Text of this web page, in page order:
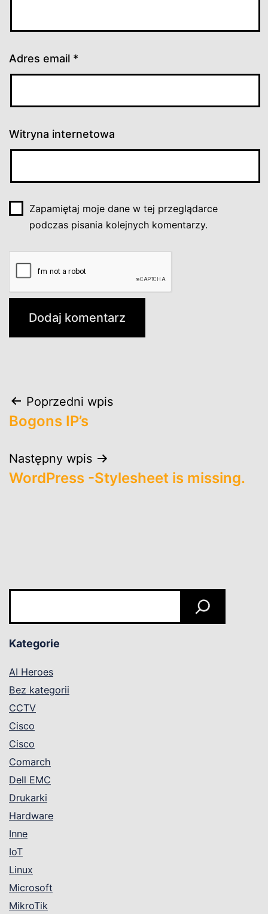
Adres email *
Witryna internetowa
Zapamiętaj moje dane w tej przeglądarce
podczas pisania kolejnych komentarzy.
Nawigacja
wpisu
Poprzedni wpis
Bogons IP’s
Następny wpis
WordPress -Stylesheet is missing.
Kategorie
AI Heroes
Bez kategorii
CCTV
Cisco
Cisco
Comarch
Dell EMC
Drukarki
Hardware
Inne
IoT
Linux
Microsoft
MikroTik